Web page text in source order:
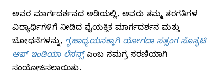
ಅವರ ಮಾರ್ಗದರ್ಶನದ ಅಡಿಯಲ್ಲಿ, ಅವರು ತಮ್ಮ ತರಗತಿಗಳ
ವಿದ್ಯಾರ್ಥಿಗಳಿಗೆ ನೀಡಿದ ವೈಯಕ್ತಿಕ ಮಾರ್ಗದರ್ಶನ ಮತ್ತು
ಬೋಧನೆಗಳನ್ನು, ಗೃಹಾಧ್ಯಯನಕ್ಕಾಗಿ ಯೋಗದಾ ಸತ್ಸಂಗ ಸೊಸೈಟಿ
ಆಫ್ ಇಂಡಿಯಾ ಲೆಸನ್ಸ್‌ಎಂಬ ಸಮಗ್ರ ಸರಣಿಯಾಗಿ
ಸಂಯೋಜಿಸಲಾಯಿತು.